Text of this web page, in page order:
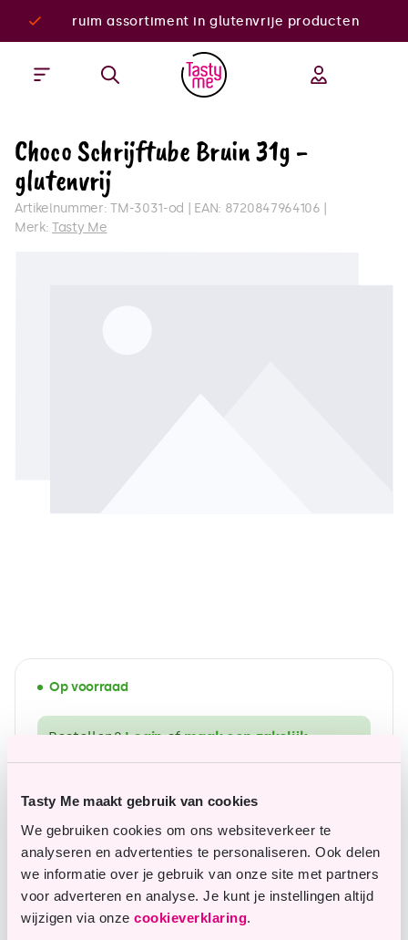
Tasty Me maakt gebruik van cookies
We gebruiken cookies om ons websiteverkeer te
analyseren en advertenties te personaliseren. Ook delen
we informatie over je gebruik van onze site met partners
voor adverteren en analyse. Je kunt je instellingen altijd
wijzigen via onze cookieverklaring.
ruim assortiment in glutenvrije producten
Choco Schrijftube Bruin 31g -
glutenvrij
Artikelnummer:TM-3031-od EAN: 8720847964106
Merk:Tasty Me
Op voorraad
Bestellen?Loginofmaak een zakelijk
account aan.
Betaalbare topkwaliteit